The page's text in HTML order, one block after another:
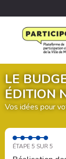
LE
ÉDITION
Vos idées pour
ÉTAPE 5 SUR 5